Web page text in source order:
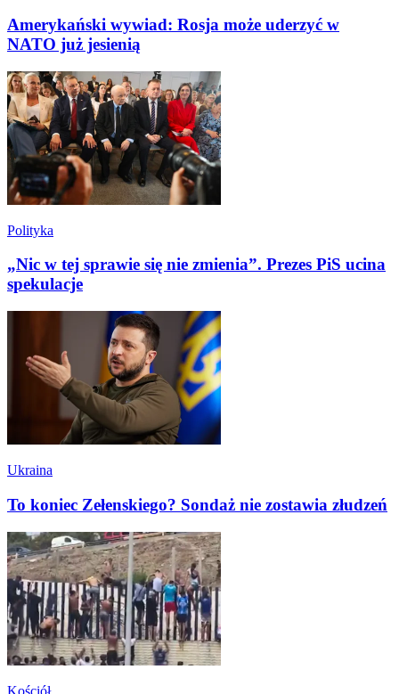
Amerykański wywiad: Rosja może uderzyć w
NATO już jesienią
Polityka
„Nic w tej sprawie się nie zmienia”. Prezes PiS ucina
spekulacje
Ukraina
To koniec Zełenskiego? Sondaż nie zostawia złudzeń
Kościół